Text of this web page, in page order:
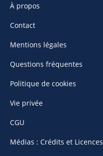
À propos
Contact
Mentions légales
Questions fréquentes
Politique de cookies
Vie privée
CGU
Médias : Crédits et Licences